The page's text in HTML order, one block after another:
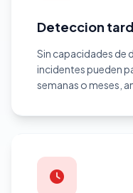
Deteccion
Sin capacidades de
incidentes pueden
semanas o meses,